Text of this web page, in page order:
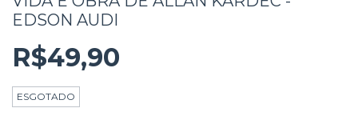
EDSON AUDI
R$49,90
ESGOTADO